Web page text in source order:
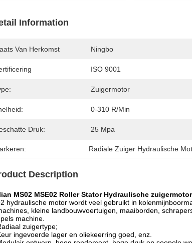
Information
Van Herkomst Ningbo
ISO 9001
Zuigermotor
0-310 R/min
Druk: 25 Mpa
Radiale Zuiger Hydraulische
Description
MS02 MSE02 Roller Stator Hydraulische
hydraulische motor wordt veel gebruikt in
kleine landbouwvoertuigen, maaiborden,
machine.
zuigertype;
ingevoerde lager en oliekeerring goed, enz.